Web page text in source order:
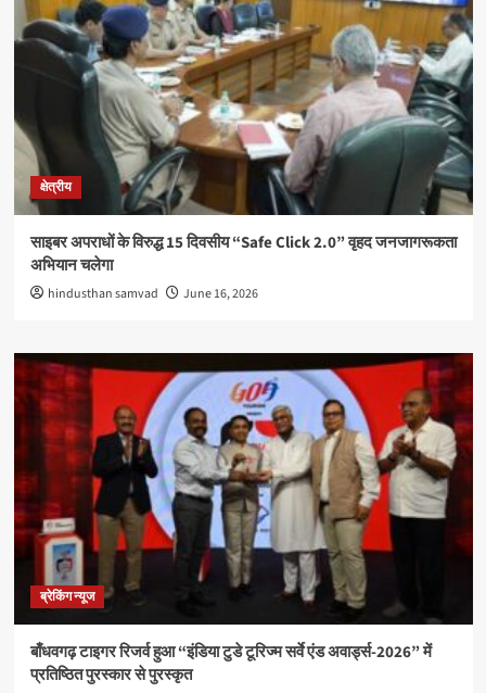
क्षेत्रीय
साइबर अपराधों के विरुद्ध 15 दिवसीय “Safe Click 2.0” वृहद जनजागरूकता
अभियान चलेगा
hindusthan samvad June 16, 2026
ब्रेकिंग न्यूज
बाँधवगढ़ टाइगर रिजर्व हुआ “इंडिया टुडे टूरिज्म सर्वे एंड अवार्ड्स-2026” में
प्रतिष्ठित पुरस्कार से पुरस्कृत